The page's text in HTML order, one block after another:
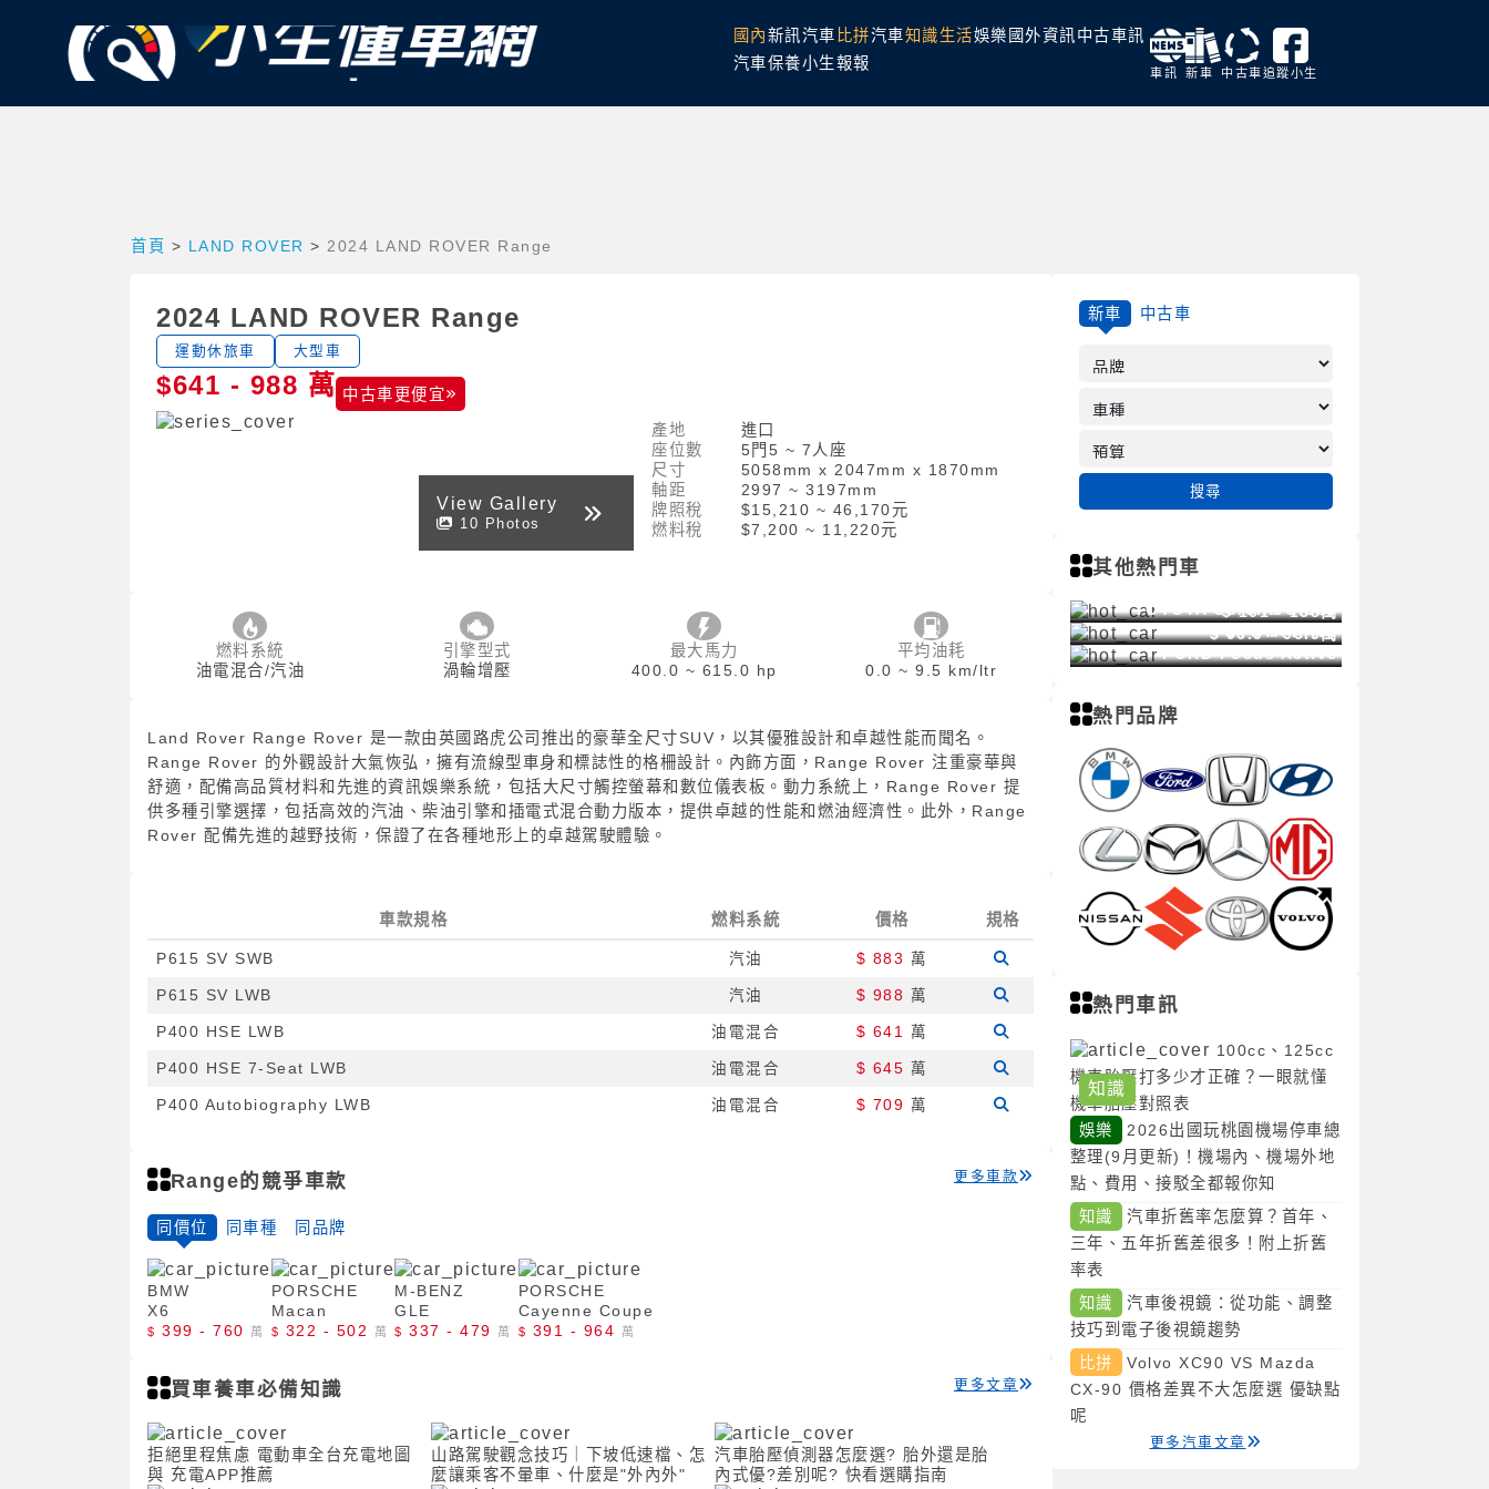
國內新訊汽車 比拼汽車知識生活娛樂 國外資訊 中古車訊
汽車保養小生報報
車訊 新車 中古車追蹤小生
首頁 > LAND ROVER > 2024 LAND ROVER Range
2024 LAND ROVER Range
運動休旅車 大型車
$641 - 988 萬 中古車更便宜
View Gallery
10 Photos
產地
座位數
尺寸
軸距
牌照稅
燃料稅
進口
5門5 ~ 7人座
5058mm x 2047mm x 1870mm
2997 ~ 3197mm
$15,210 ~ 46,170元
$7,200 ~ 11,220元
燃料系統
油電混合/汽油
引擎型式
渦輪增壓
最大馬力
400.0 ~ 615.0 hp
平均油耗
0.0 ~ 9.5 km/ltr
Land Rover Range Rover 是一款由英國路虎公司推出的豪華全尺寸SUV，以其優雅設計和卓越性能而聞名。
Range Rover 的外觀設計大氣恢弘，擁有流線型車身和標誌性的格柵設計。內飾方面，Range Rover 注重豪華與
舒適，配備高品質材料和先進的資訊娛樂系統，包括大尺寸觸控螢幕和數位儀表板。動力系統上，Range Rover 提
供多種引擎選擇，包括高效的汽油、柴油引擎和插電式混合動力版本，提供卓越的性能和燃油經濟性。此外，Range
Rover 配備先進的越野技術，保證了在各種地形上的卓越駕駛體驗。
車款規格 燃料系統 價格 規格
P615 SV SWB 汽油 $ 883 萬
P615 SV LWB 汽油 $ 988 萬
P400 HSE LWB 油電混合 $ 641 萬
P400 HSE 7-Seat LWB 油電混合 $ 645 萬
P400 Autobiography LWB 油電混合 $ 709 萬
Range的競爭車款 更多車款
同價位 同車種 同品牌
BMW
X6
$ 399 - 760 萬
PORSCHE
Macan
$ 322 - 502 萬
M-BENZ
GLE
$ 337 - 479 萬
PORSCHE
Cayenne Coupe
$ 391 - 964 萬
買車養車必備知識 更多文章
拒絕里程焦慮 電動車全台充電地圖
與 充電APP推薦
山路駕駛觀念技巧｜下坡低速檔、怎
麼讓乘客不暈車、什麼是"外內外"
汽車胎壓偵測器怎麼選? 胎外還是胎
內式優?差別呢? 快看選購指南
新車 中古車
搜尋
其他熱門車
TOYOTA Corolla Cross
$ 101 - 138萬
TOYOTA RAV4
$ 96.9 - 96.9萬
FORD Focus Active
熱門品牌
熱門車訊
知識
100cc、125cc
機車胎壓打多少才正確？一眼就懂
機車胎壓對照表
娛樂
2026出國玩桃園機場停車總
整理(9月更新)！機場內、機場外地
點、費用、接駁全都報你知
知識
汽車折舊率怎麼算？首年、
三年、五年折舊差很多！附上折舊
率表
知識
汽車後視鏡：從功能、調整
技巧到電子後視鏡趨勢
比拼
Volvo XC90 VS Mazda
CX-90 價格差異不大怎麼選 優缺點
呢
更多汽車文章